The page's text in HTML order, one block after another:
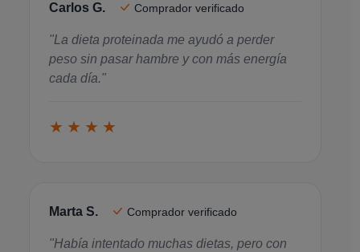
Carlos G. Comprador verificado
"La dieta proteinada me ayudó a perder
peso sin pasar hambre y con más energía
cada día."
★★★★
Marta S. Comprador verificado
"Había intentado muchas dietas, pero con